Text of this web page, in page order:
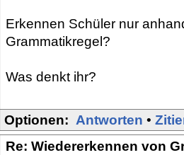
Erkennen Schüler nur
Grammatikregel?
Was denkt ihr?
Optionen: Antworten •
Re: Wiedererkennen von